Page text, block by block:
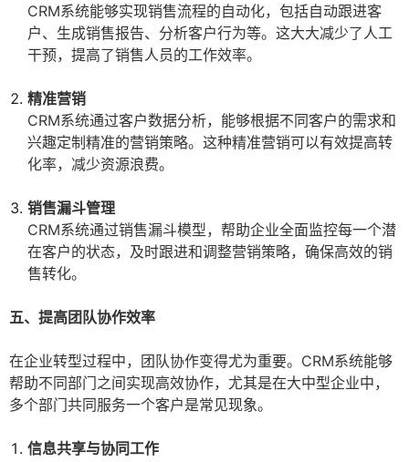
CRM系统能够实现销售流程的自动化，包括自动跟进客
户、生成销售报告、分析客户行为等。这大大减少了人工
干预，提高了销售人员的工作效率。
精准营销
CRM系统通过客户数据分析，能够根据不同客户的需求和
兴趣定制精准的营销策略。这种精准营销可以有效提高转
化率，减少资源浪费。
销售漏斗管理
CRM系统通过销售漏斗模型，帮助企业全面监控每一个潜
在客户的状态，及时跟进和调整营销策略，确保高效的销
售转化。
五、提高团队协作效率
在企业转型过程中，团队协作变得尤为重要。CRM系统能够
帮助不同部门之间实现高效协作，尤其是在大中型企业中，
多个部门共同服务一个客户是常见现象。
信息共享与协同工作